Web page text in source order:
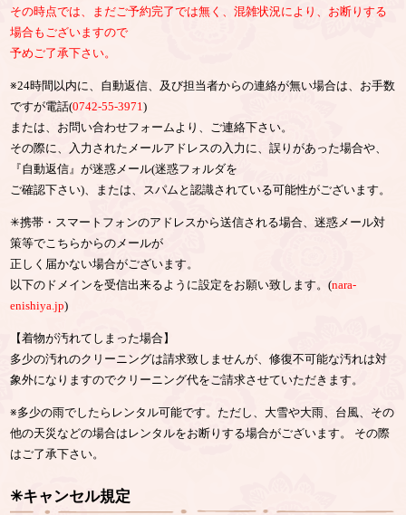
その時点では、まだご予約完了では無く、混雑状況により、お断りする
場合もございますので
予めご了承下さい。
※24時間以内に、自動返信、及び担当者からの連絡が無い場合は、お手数
ですが電話(0742-55-3971)
または、お問い合わせフォームより、ご連絡下さい。
その際に、入力されたメールアドレスの入力に、誤りがあった場合や、
『自動返信』が迷惑メール(迷惑フォルダを
ご確認下さい)、または、スパムと認識されている可能性がございます。
✳︎携帯・スマートフォンのアドレスから送信される場合、迷惑メール対
策等でこちらからのメールが
正しく届かない場合がございます。
以下のドメインを受信出来るように設定をお願い致します。(nara-
enishiya.jp)
【着物が汚れてしまった場合】
多少の汚れのクリーニングは請求致しませんが、修復不可能な汚れは対
象外になりますのでクリーニング代をご請求させていただきます。
※多少の雨でしたらレンタル可能です。ただし、大雪や大雨、台風、その
他の天災などの場合はレンタルをお断りする場合がございます。 その際
はご了承下さい。
✳︎キャンセル規定